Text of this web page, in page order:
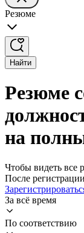
Резюме
Найти
Резюме
на
Чтобы видеть все
После
За всё время
По соответствию